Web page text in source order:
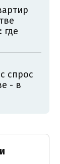
где
спрос
- в